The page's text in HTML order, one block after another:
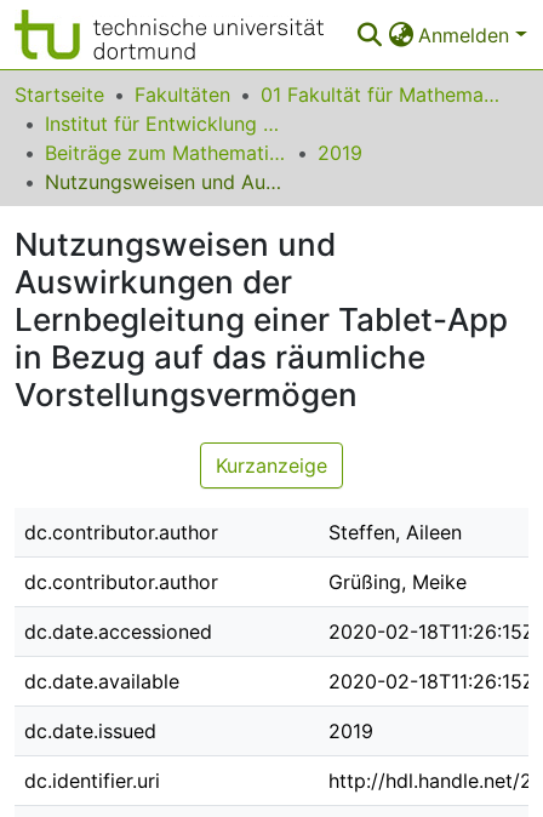
Anmelden
Bereiche & Sammlungen
Das gesamte Repositorium
Statistiken
FAQ
Leitlinien
Zurück zur Startseite
Startseite Fakultäten
01 Fakultät für Mathematik
Institut für Entwicklung und Erforschung des Mathematikunterrichts
Beiträge zum Mathematikunterricht
2019
Nutzungsweisen und Auswirkungen der Lernbegleitung einer Tablet-App in Bezug auf das räumliche Vorstellungsvermögen
Nutzungsweisen und
Auswirkungen der
Lernbegleitung einer Tablet-App
in Bezug auf das räumliche
Vorstellungsvermögen
Kurzanzeige
dc.contributor.author Steffen, Aileen
dc.contributor.author Grüßing, Meike
dc.date.accessioned 2020-02-18T11:26:15Z
dc.date.available 2020-02-18T11:26:15Z
dc.date.issued 2019
dc.identifier.uri http://hdl.handle.net/